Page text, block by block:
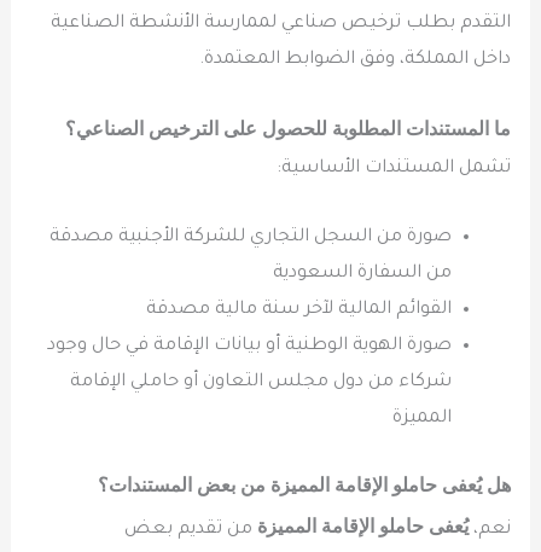
التقدم بطلب ترخيص صناعي لممارسة الأنشطة الصناعية
داخل المملكة، وفق الضوابط المعتمدة.
ما المستندات المطلوبة للحصول على الترخيص الصناعي؟
تشمل المستندات الأساسية:
صورة من السجل التجاري للشركة الأجنبية مصدقة
من السفارة السعودية
القوائم المالية لآخر سنة مالية مصدقة
صورة الهوية الوطنية أو بيانات الإقامة في حال وجود
شركاء من دول مجلس التعاون أو حاملي الإقامة
المميزة
هل يُعفى حاملو الإقامة المميزة من بعض المستندات؟
نعم،يُعفى حاملو الإقامة المميزة من تقديم بعض